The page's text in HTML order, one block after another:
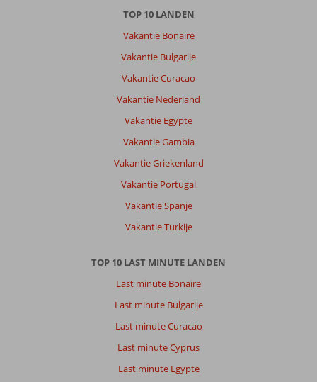
TOP 10 LANDEN
Vakantie Bonaire
Vakantie Bulgarije
Vakantie Curacao
Vakantie Nederland
Vakantie Egypte
Vakantie Gambia
Vakantie Griekenland
Vakantie Portugal
Vakantie Spanje
Vakantie Turkije
TOP 10 LAST MINUTE LANDEN
Last minute Bonaire
Last minute Bulgarije
Last minute Curacao
Last minute Cyprus
Last minute Egypte